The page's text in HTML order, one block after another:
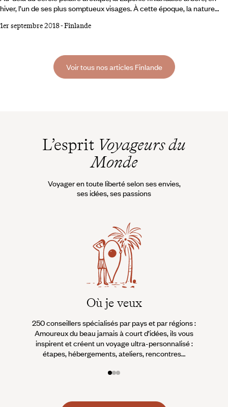
hiver, l’un de ses plus somptueux visages. À cette époque, la nature
les bruits alentour. Le silence qui s’installe alors génère calme et
1er septembre 2018-Finlande
Voir tous nos articles Finlande
L’esprit Voyageurs du
Monde
Voyager en toute liberté selon ses envies,
ses idées, ses passions
Où je veux
250 conseillers spécialisés par pays et par régions :
Amoureux du beau jamais à court d’idées, ils vous
inspirent et créent un voyage ultra-personnalisé :
étapes, hébergements, ateliers, rencontres…